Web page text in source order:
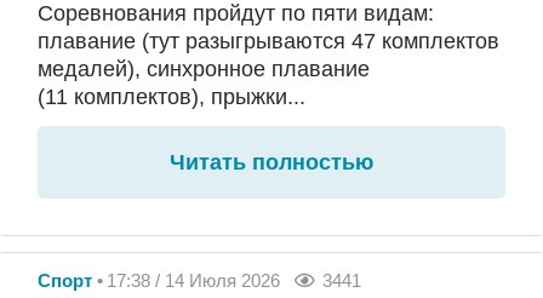
Соревнования пройдут по пяти видам:
плавание (тут разыгрываются 47 комплектов
медалей), синхронное плавание
(11 комплектов), прыжки...
Читать полностью
Спорт 17:38 / 14 Июля 2026 3441